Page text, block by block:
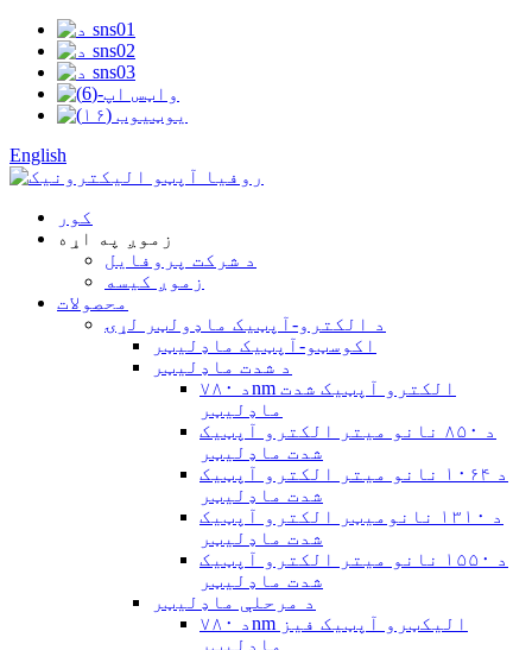
English
کور
زموږ په اړه
د شرکت پروفایل
زموږ کیسه
محصولات
د الکترو-آپټیک ماډولټر لړۍ
اکوسټو-آپټیک ماډلیټر
د شدت ماډلیټر
د ۷۸۰nm الکترو آپټیک شدت
ماډلیټر
د ۸۵۰ نانو میتر الکترو آپټیک
شدت ماډلیټر
د ۱۰۶۴ نانو میتر الکترو آپټیک
شدت ماډلیټر
د ۱۳۱۰ نانومیټر الکترو آپټیک
شدت ماډلیټر
د ۱۵۵۰ نانو میتر الکترو آپټیک
شدت ماډلیټر
د مرحلې ماډلیټر
د ۷۸۰nm الیکټرو آپټیک فیز
ماډلیټر